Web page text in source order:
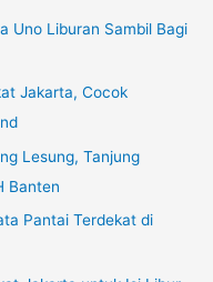
Uno Liburan Sambil Bagi
Jakarta, Cocok
Lesung, Tanjung
Banten
Pantai Terdekat di